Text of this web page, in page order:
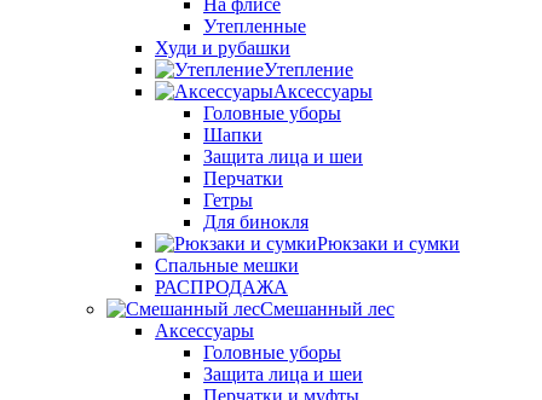
На флисе
Утепленные
Худи и рубашки
Утепление
Аксессуары
Головные уборы
Шапки
Защита лица и шеи
Перчатки
Гетры
Для бинокля
Рюкзаки и сумки
Спальные мешки
РАСПРОДАЖА
Смешанный лес
Аксессуары
Головные уборы
Защита лица и шеи
Перчатки и муфты